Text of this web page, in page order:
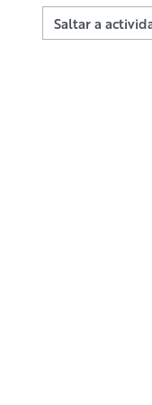
Saltar a actividad